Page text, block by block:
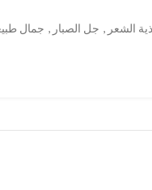
الشعر , جل الصبار , جمال